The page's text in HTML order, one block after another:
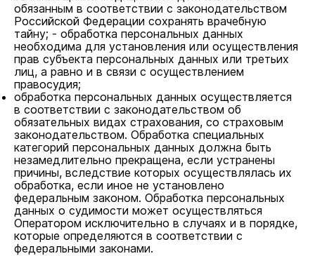
обязанным в соответствии с законодательством
Российской Федерации сохранять врачебную
тайну; - обработка персональных данных
необходима для установления или осуществления
прав субъекта персональных данных или третьих
лиц, а равно и в связи с осуществлением
правосудия;
обработка персональных данных осуществляется
в соответствии с законодательством об
обязательных видах страхования, со страховым
законодательством. Обработка специальных
категорий персональных данных должна быть
незамедлительно прекращена, если устранены
причины, вследствие которых осуществлялась их
обработка, если иное не установлено
федеральным законом. Обработка персональных
данных о судимости может осуществляться
Оператором исключительно в случаях и в порядке,
которые определяются в соответствии с
федеральными законами.